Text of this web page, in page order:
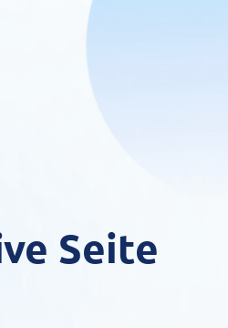
Seite